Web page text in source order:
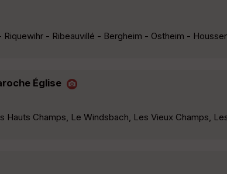
- Ribeauvillé - Bergheim - Ostheim -
Église
Hauts Champs, Le Windsbach, Les Vieux Champs,